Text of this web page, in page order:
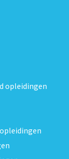
opleidingen